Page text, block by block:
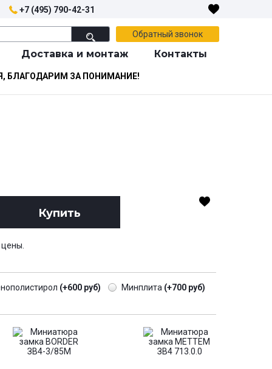
+7 (495) 790-42-31
Обратный звонок
Доставка и монтаж Контакты
БЛАГОДАРИМ ЗА ПОНИМАНИЕ!
Купить
(+600 руб) Минплита (+700 руб)